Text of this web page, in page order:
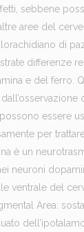
sebbene
aree del
di
differenze
e del ferro.
essere
per
è un
neuroni
ventrale del
Area: